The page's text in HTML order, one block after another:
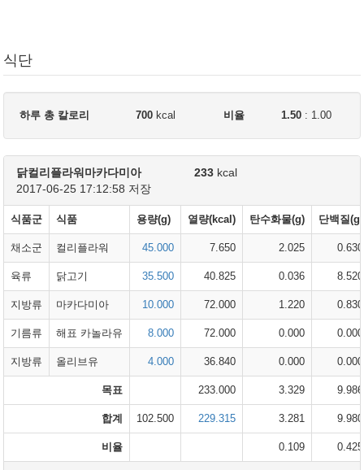
식단
하루 총 칼로리 700 kcal 비율 1.50 : 1.00
닭컬리플라워마카다미아 233 kcal
2017-06-25 17:12:58 저장
식품군 식품 용량(g) 열량(kcal) 탄수화물(g) 단백질(g)
채소군 컬리플라워 45.000 7.650 2.025 0.630
육류 닭고기 35.500 40.825 0.036 8.520
지방류 마카다미아 10.000 72.000 1.220 0.830
기름류 해표 카놀라유 8.000 72.000 0.000 0.000
지방류 올리브유 4.000 36.840 0.000 0.000
목표 233.000 3.329 9.986
합계 102.500 229.315 3.281 9.980
비율 0.109 0.425